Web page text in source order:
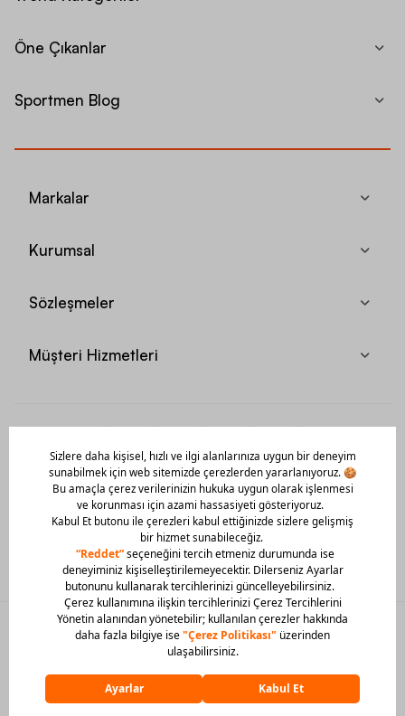
Öne Çıkanlar
Sportmen Blog
Markalar
Kurumsal
Sözleşmeler
Müşteri Hizmetleri
Mobil Uygulamamızı Hemen İndir!
© 2026 Barcin Tüm Hakları Saklıdır
Sitedeki görsel materyaller izinsiz kullanılamaz.